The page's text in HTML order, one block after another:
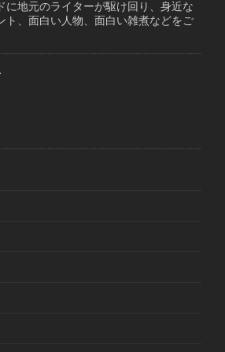
に地元のライターが駆け回り、身近な
ト、面白い人物、面白い雑煮などをご